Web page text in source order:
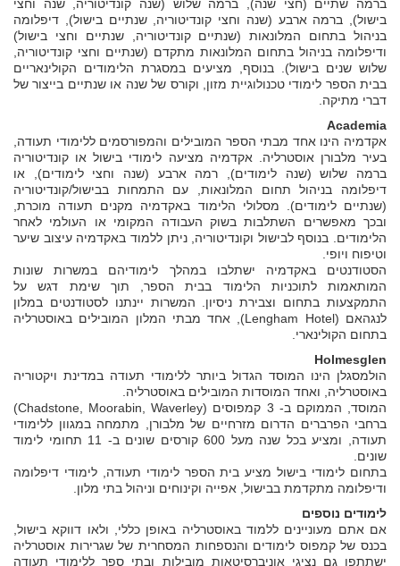
ברמה שתיים (חצי שנה), ברמה שלוש (שנה קונדיטוריה, שנה וחצי
בישול), ברמה ארבע (שנה וחצי קונדיטוריה, שנתיים בישול), דיפלומה
בניהול בתחום המלונאות (שנתיים קונדיטוריה, שנתיים וחצי בישול)
ודיפלומה בניהול בתחום המלונאות מתקדם (שנתיים וחצי קונדיטוריה,
שלוש שנים בישול). בנוסף, מציעים במסגרת הלימודים הקולינאריים
בבית הספר לימודי טכנולוגיית מזון, וקורס של שנה או שנתיים בייצור של
דברי מתיקה.
Academia
אקדמיה הינו אחד מבתי הספר המובילים והמפורסמים ללימודי תעודה,
בעיר מלבורן אוסטרליה. אקדמיה מציעה לימודי בישול או קונדיטוריה
ברמה שלוש (שנה לימודים), רמה ארבע (שנה וחצי לימודים), או
דיפלומה בניהול תחום המלונאות, עם התמחות בבישול/קונדיטוריה
(שנתיים לימודים). מסלולי הלימוד באקדמיה מקנים תעודה מוכרת,
ובכך מאפשרים השתלבות בשוק העבודה המקומי או העולמי לאחר
הלימודים. בנוסף לבישול וקונדיטוריה, ניתן ללמוד באקדמיה עיצוב שיער
וטיפוח ויופי.
הסטודנטים באקדמיה ישתלבו במהלך לימודיהם במשרות שונות
המותאמות לתוכניות הלימוד בבית הספר, תוך שימת דגש על
התמקצעות בתחום וצבירת ניסיון. המשרות יינתנו לסטודנטים במלון
לנגהאם (Lengham Hotel), אחד מבתי המלון המובילים באוסטרליה
בתחום הקולינארי.
Holmesglen
הולמסגלן הינו המוסד הגדול ביותר ללימודי תעודה במדינת ויקטוריה
באוסטרליה, ואחד המוסדות המובילים באוסטרליה.
המוסד, הממוקם ב- 3 קמפוסים (Chadstone, Moorabin, Waverley)
ברחבי הפרברים הדרום מזרחיים של מלבורן, מתמחה במגוון ללימודי
תעודה, ומציע בכל שנה מעל 600 קורסים שונים ב- 11 תחומי לימוד
שונים.
בתחום לימודי בישול מציע בית הספר לימודי תעודה, לימודי דיפלומה
ודיפלומה מתקדמת בבישול, אפייה וקינוחים וניהול בתי מלון.
לימודים נוספים
אם אתם מעוניינים ללמוד באוסטרליה באופן כללי, ולאו דווקא בישול,
בכנס של קמפוס לימודים והנספחות המסחרית של שגרירות אוסטרליה
ישתתפו גם נציגי אוניברסיטאות מובילות ובתי ספר ללימודי תעודה